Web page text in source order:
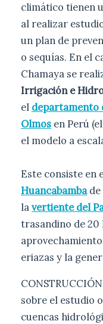
climático tienen
al realizar
un plan de
o sequías. En el
Chamaya se
Irrigación e
el departamento
Olmos en Perú
el modelo a
Este consiste en
Huancabambade
lavertiente del
trasandino de
eriazas y la
sobre el estudio
cuencas